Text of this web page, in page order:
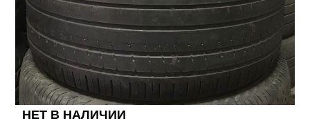
НЕТ В НАЛИЧИИ